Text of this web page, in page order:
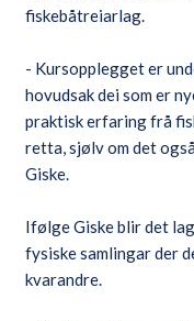
fiskebåtreiarlag.
- Kursopplegget er
hovudsak dei som er
praktisk erfaring frå
retta, sjølv om det
Giske.
Ifølge Giske blir det
fysiske samlingar der
kvarandre.